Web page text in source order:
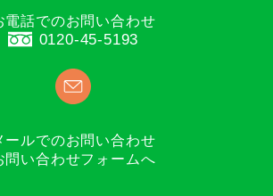
電話でのお問い合わせ
0120-45-5193
ールでのお問い合わせ
問い合わせフォームへ